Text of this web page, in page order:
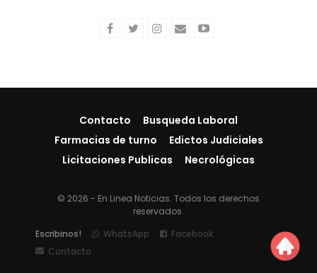
Contacto
Busqueda Laboral
Farmacias de turno
Edictos Judiciales
Licitaciones Publicas
Necrológicas
© 2026 - En Linea Noticias. Todos los derechos
reservados.
Escribinos!
WhatsApp
Facebook
Contacto